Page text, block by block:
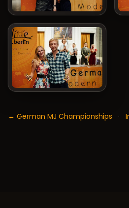
← German MJ Championships ·